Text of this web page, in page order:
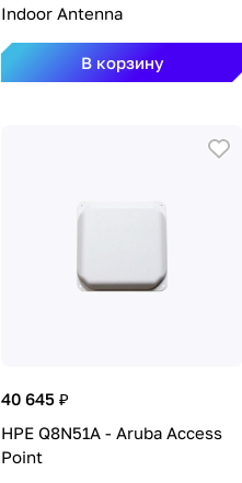
Indoor Antenna
В корзину
40 645 ₽
HPE Q8N51A - Aruba Access
Point